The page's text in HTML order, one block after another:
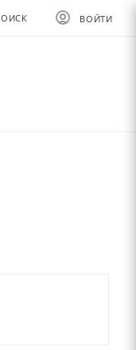
ВОЙТИ